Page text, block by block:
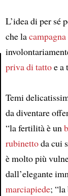
L’idea di per sé
che la
priva di tattoe a
Temi
da diventare
“la fertilità è un
rubinettoda cui
è molto più
dall’elegante
marciapiede; “la